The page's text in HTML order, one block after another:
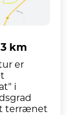
km
er
i
terrænet